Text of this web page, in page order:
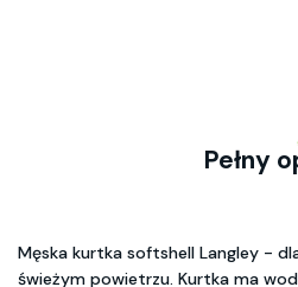
Pełny
Męska kurtka softshell Langley -
świeżym powietrzu. Kurtka ma